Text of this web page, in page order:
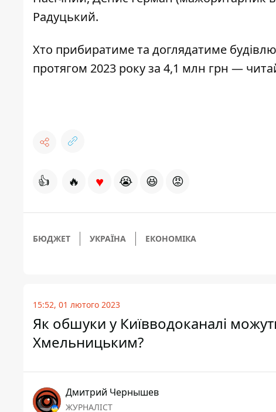
Радуцький.
Хто прибиратиме та доглядатиме будівлю
протягом 2023 року за 4,1 млн грн —
👍 🔥 ♥ 😭 😆 😡
БЮДЖЕТ УКРАЇНА ЕКОНОМІКА
15:52, 01 лютого 2023
Як обшуки у Київводоканалі
Хмельницьким?
Дмитрий Чернышев
ЖУРНАЛІСТ